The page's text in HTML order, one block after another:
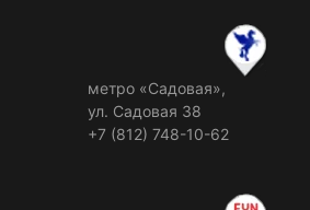
метро «Садовая»,
ул. Садовая 38
+7 (812) 748-10-62